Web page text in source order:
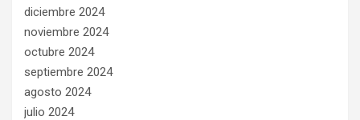
diciembre 2024
noviembre 2024
octubre 2024
septiembre 2024
agosto 2024
julio 2024